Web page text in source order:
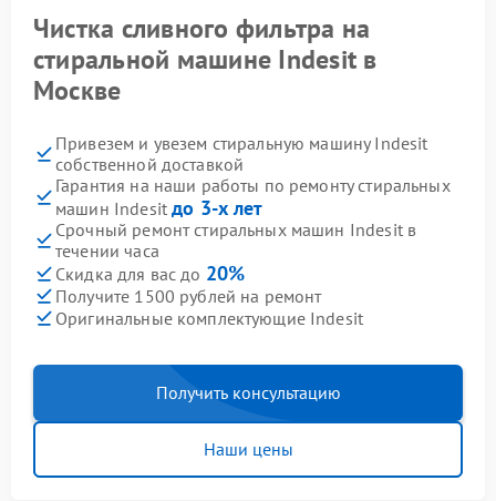
Чистка сливного фильтра на
стиральной машине Indesit в
Москве
Привезем и увезем стиральную машину Indesit
собственной доставкой
Гарантия на наши работы по ремонту стиральных
машин Indesitдо 3-х лет
Срочный ремонт стиральных машин Indesit в
течении часа
Скидка для вас до 20%
Получите 1500 рублей на ремонт
Оригинальные комплектующие Indesit
Получить консультацию
Наши цены